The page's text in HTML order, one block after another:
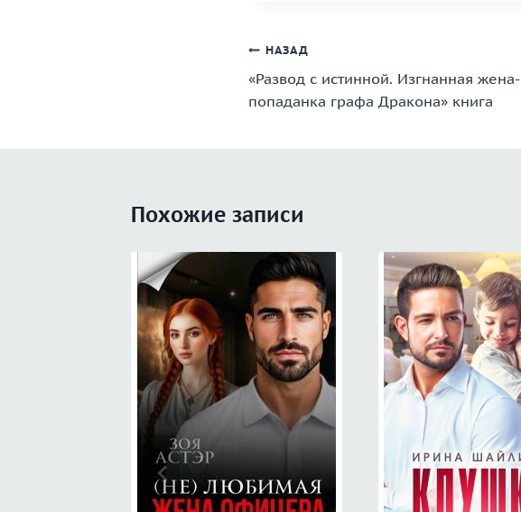
Навигация
по
записям
НАЗАД
«Развод с истинной. Изгнанная жена-
попаданка графа Дракона» книга
Похожие записи